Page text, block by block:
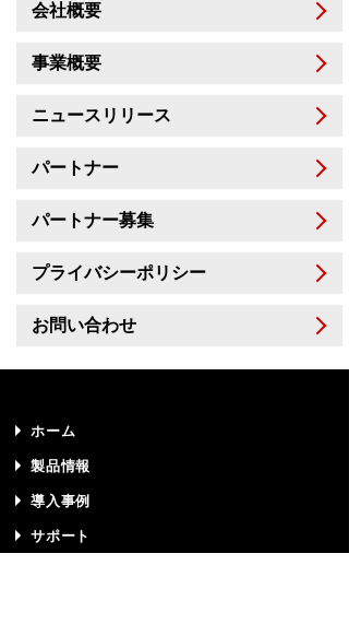
会社概要
事業概要
ニュースリリース
パートナー
パートナー募集
プライバシーポリシー
お問い合わせ
ホーム
製品情報
導入事例
サポート